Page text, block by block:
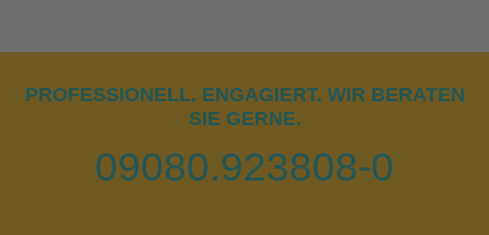
PROFESSIONELL. ENGAGIERT. WIR BERATEN
SIE GERNE.
09080.923808-0